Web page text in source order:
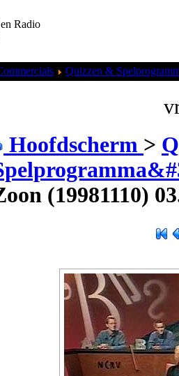
Radio
Quizzen &
Hoofdscherm >
(19981110)